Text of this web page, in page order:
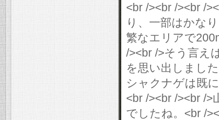
<br /><br /><br /
り、一部はかな
繁なエリアで
/><br />そう言え
を思い出しまし
シャクナゲは既
<br /><br /><br /
でしたね。<br /